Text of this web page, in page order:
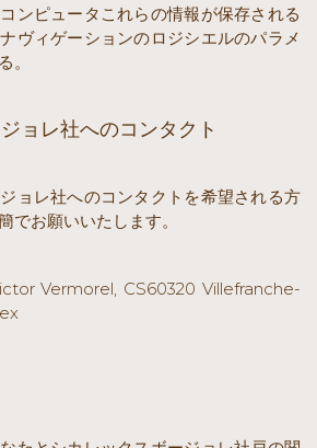
ンピュータこれらの情報が保存される
ヴィゲーションのロジシエルのパラメ
。
ョレ社へのコンタクト
ョレ社へのコンタクトを希望される方
でお願いいたします。
Vermorel, CS60320 Villefranche-